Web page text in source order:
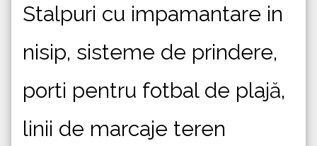
Stalpuri cu impamantare in
nisip, sisteme de prindere,
porti pentru fotbal de plajă,
linii de marcaje teren